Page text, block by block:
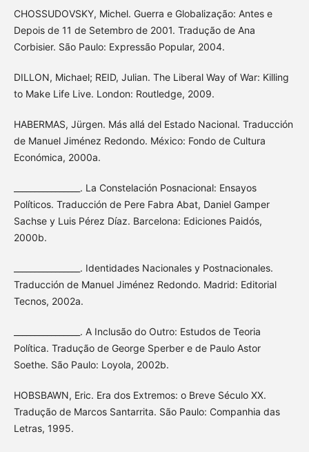
CHOSSUDOVSKY, Michel. Guerra e Globalização: Antes e
Depois de 11 de Setembro de 2001. Tradução de Ana
Corbisier. São Paulo: Expressão Popular, 2004.
DILLON, Michael; REID, Julian. The Liberal Way of War: Killing
to Make Life Live. London: Routledge, 2009.
HABERMAS, Jürgen. Más allá del Estado Nacional. Traducción
de Manuel Jiménez Redondo. México: Fondo de Cultura
Económica, 2000a.
________________. La Constelación Posnacional: Ensayos
Políticos. Traducción de Pere Fabra Abat, Daniel Gamper
Sachse y Luis Pérez Díaz. Barcelona: Ediciones Paidós,
2000b.
________________. Identidades Nacionales y Postnacionales.
Traducción de Manuel Jiménez Redondo. Madrid: Editorial
Tecnos, 2002a.
________________. A Inclusão do Outro: Estudos de Teoria
Política. Tradução de George Sperber e de Paulo Astor
Soethe. São Paulo: Loyola, 2002b.
HOBSBAWN, Eric. Era dos Extremos: o Breve Século XX.
Tradução de Marcos Santarrita. São Paulo: Companhia das
Letras, 1995.